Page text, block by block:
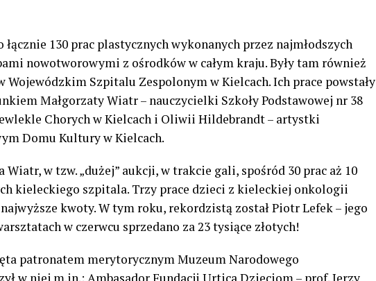
130 prac plastycznych wykonanych przez najmłodszych
nowotworowymi z ośrodków w całym kraju. Były tam również
Wojewódzkim Szpitalu Zespolonym w Kielcach. Ich prace powstały
Małgorzaty Wiatr – nauczycielki Szkoły Podstawowej nr 38
Chorych w Kielcach i Oliwii Hildebrandt – artystki
Domu Kultury w Kielcach.
w tzw. „dużej” aukcji, w trakcie gali, spośród 30 prac aż 10
kieleckiego szpitala. Trzy prace dzieci z kieleckiej onkologii
kwoty. W tym roku, rekordzistą został Piotr Lefek – jego
w czerwcu sprzedano za 23 tysiące złotych!
patronatem merytorycznym Muzeum Narodowego